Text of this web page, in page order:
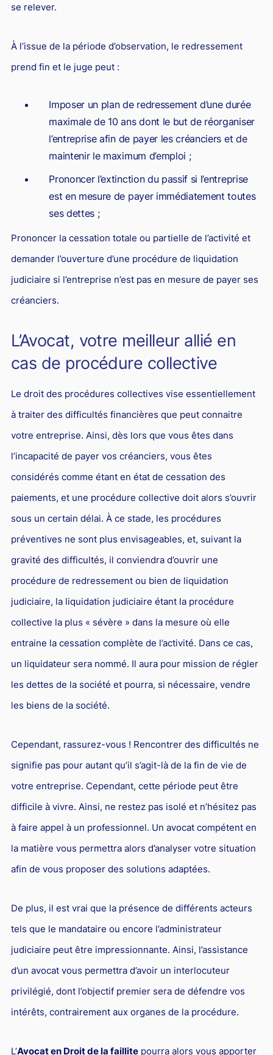
se relever.
À l’issue de la période d’observation, le redressement
prend fin et le juge peut :
Imposer un plan de redressement d’une durée
maximale de 10 ans dont le but de réorganiser
l’entreprise afin de payer les créanciers et de
maintenir le maximum d’emploi ;
Prononcer l’extinction du passif si l’entreprise
est en mesure de payer immédiatement toutes
ses dettes ;
Prononcer la cessation totale ou partielle de l’activité et
demander l’ouverture d’une procédure de liquidation
judiciaire si l’entreprise n’est pas en mesure de payer ses
créanciers.
L’Avocat, votre meilleur allié en
cas de procédure collective
Le droit des procédures collectives vise essentiellement
à traiter des difficultés financières que peut connaitre
votre entreprise. Ainsi, dès lors que vous êtes dans
l’incapacité de payer vos créanciers, vous êtes
considérés comme étant en état de cessation des
paiements, et une procédure collective doit alors s’ouvrir
sous un certain délai. À ce stade, les procédures
préventives ne sont plus envisageables, et, suivant la
gravité des difficultés, il conviendra d’ouvrir une
procédure de redressement ou bien de liquidation
judiciaire, la liquidation judiciaire étant la procédure
collective la plus « sévère » dans la mesure où elle
entraine la cessation complète de l’activité. Dans ce cas,
un liquidateur sera nommé. Il aura pour mission de régler
les dettes de la société et pourra, si nécessaire, vendre
les biens de la société.
Cependant, rassurez-vous ! Rencontrer des difficultés ne
signifie pas pour autant qu’il s’agit-là de la fin de vie de
votre entreprise. Cependant, cette période peut être
difficile à vivre. Ainsi, ne restez pas isolé et n’hésitez pas
à faire appel à un professionnel. Un avocat compétent en
la matière vous permettra alors d’analyser votre situation
afin de vous proposer des solutions adaptées.
De plus, il est vrai que la présence de différents acteurs
tels que le mandataire ou encore l’administrateur
judiciaire peut être impressionnante. Ainsi, l’assistance
d’un avocat vous permettra d’avoir un interlocuteur
privilégié, dont l’objectif premier sera de défendre vos
intérêts, contrairement aux organes de la procédure.
L’Avocat en Droit de la faillitepourra alors vous apporter